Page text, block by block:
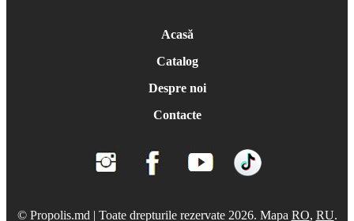
Acasă
Catalog
Despre noi
Contacte
© Propolis.md | Toate drepturile rezervate 2026. Mapa RO, RU.